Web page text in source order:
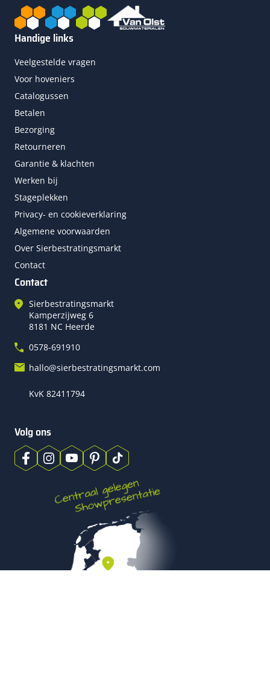
Handige links
Veelgestelde vragen
Voor hoveniers
Catalogussen
Betalen
Bezorging
Retourneren
Garantie & klachten
Werken bij
Stageplekken
Privacy- en cookieverklaring
Algemene voorwaarden
Over Sierbestratingsmarkt
Contact
Contact
Sierbestratingsmarkt
Kamperzijweg 6
8181 NC Heerde
0578-691910
hallo@sierbestratingsmarkt.com
KvK 82411794
Volg ons